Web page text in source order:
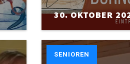
30. OKTOBER
SENIOREN